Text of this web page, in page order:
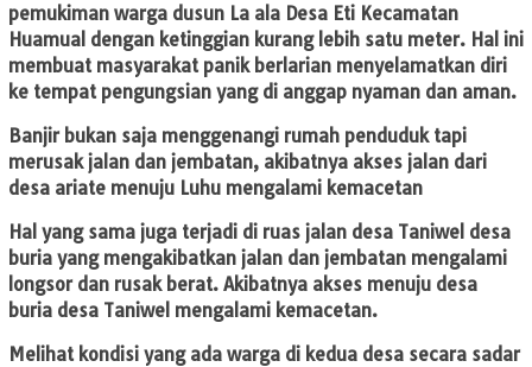
pemukiman warga dusun La ala Desa Eti Kecamatan
Huamual dengan ketinggian kurang lebih satu meter. Hal ini
membuat masyarakat panik berlarian menyelamatkan diri
ke tempat pengungsian yang di anggap nyaman dan aman.
Banjir bukan saja menggenangi rumah penduduk tapi
merusak jalan dan jembatan, akibatnya akses jalan dari
desa ariate menuju Luhu mengalami kemacetan
Hal yang sama juga terjadi di ruas jalan desa Taniwel desa
buria yang mengakibatkan jalan dan jembatan mengalami
longsor dan rusak berat. Akibatnya akses menuju desa
buria desa Taniwel mengalami kemacetan.
Melihat kondisi yang ada warga di kedua desa secara sadar